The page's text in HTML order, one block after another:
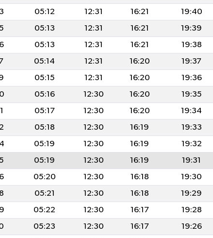
05:12 12:31 16:21 19:40
05:13 12:31 16:21 19:39
05:13 12:31 16:21 19:38
05:14 12:31 16:20 19:37
05:15 12:31 16:20 19:36
05:16 12:30 16:20 19:35
05:17 12:30 16:20 19:34
05:18 12:30 16:19 19:33
05:19 12:30 16:19 19:32
05:19 12:30 16:19 19:31
05:20 12:30 16:18 19:30
05:21 12:30 16:18 19:29
05:22 12:30 16:17 19:28
05:23 12:30 16:17 19:26